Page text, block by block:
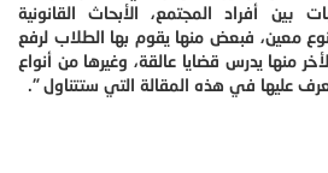
بين أفراد المجتمع، الأبحاث القانونية
معين، فبعض منها يقوم بها الطلاب لرفع
منها يدرس قضايا عالقة، وغيرها من أنواع
عليها في هذه المقالة التي ستتناول ".